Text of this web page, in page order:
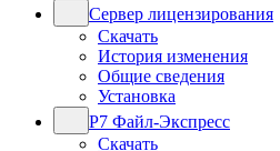
Сервер лицензирования
Скачать
История изменения
Общие сведения
Установка
Р7 Файл-Экспресс
Скачать